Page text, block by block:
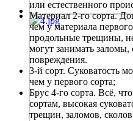
или естественного
Материал 2-го сорта.
чем у материала
продольные трещины,
могут занимать
повреждения.
3-й сорт. Суковатость
чем у первого сорта;
Брус 4-го сорта. Всё,
сортам, высокая
трещин, заломов,